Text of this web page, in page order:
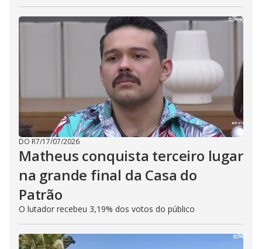
DO R7/17/07/2026
Matheus conquista terceiro lugar
na grande final da Casa do
Patrão
O lutador recebeu 3,19% dos votos do público